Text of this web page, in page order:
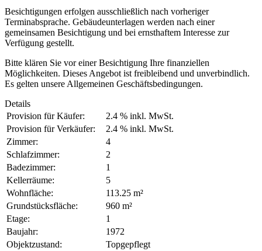
Besichtigungen erfolgen ausschließlich nach vorheriger
Terminabsprache. Gebäudeunterlagen werden nach einer
gemeinsamen Besichtigung und bei ernsthaftem Interesse zur
Verfügung gestellt.
Bitte klären Sie vor einer Besichtigung Ihre finanziellen
Möglichkeiten. Dieses Angebot ist freibleibend und unverbindlich.
Es gelten unsere Allgemeinen Geschäftsbedingungen.
Details
Provision für Käufer:
2.4 % inkl. MwSt.
Provision für Verkäufer:
2.4 % inkl. MwSt.
Zimmer:
4
Schlafzimmer:
2
Badezimmer:
1
Kellerräume:
5
Wohnfläche:
113.25 m²
Grundstücksfläche:
960 m²
Etage:
1
Baujahr:
1972
Objektzustand:
Topgepflegt